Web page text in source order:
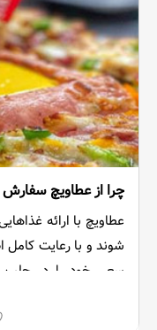
چرا از عطاویچ سفارش
عطاویچ با ارائه
شوند و با رعایت کامل
سعی خود را در جلب